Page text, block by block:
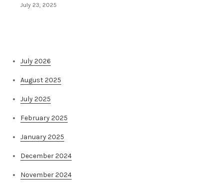
July 23, 2025
July 2026
August 2025
July 2025
February 2025
January 2025
December 2024
November 2024